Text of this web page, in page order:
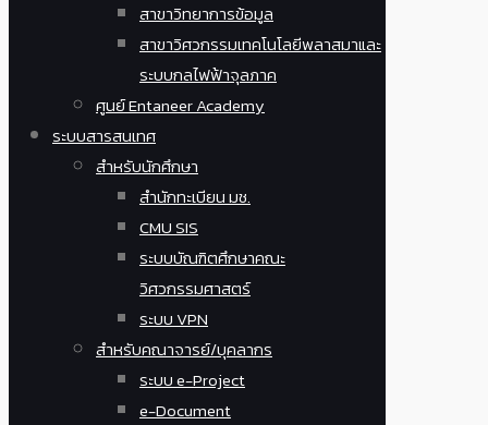
สาขาวิทยาการข้อมูล
สาขาวิศวกรรมเทคโนโลยีพลาสมาและ
ระบบกลไฟฟ้าจุลภาค
ศูนย์ Entaneer Academy
ระบบสารสนเทศ
สำหรับนักศึกษา
สำนักทะเบียน มช.
CMU SIS
ระบบบัณฑิตศึกษาคณะ
วิศวกรรมศาสตร์
ระบบ VPN
สำหรับคณาจารย์/บุคลากร
ระบบ e-Project
e-Document